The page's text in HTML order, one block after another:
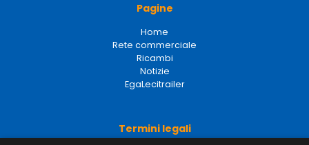
Pagine
Home
Rete commerciale
Ricambi
Notizie
EgaLecitrailer
Termini legali